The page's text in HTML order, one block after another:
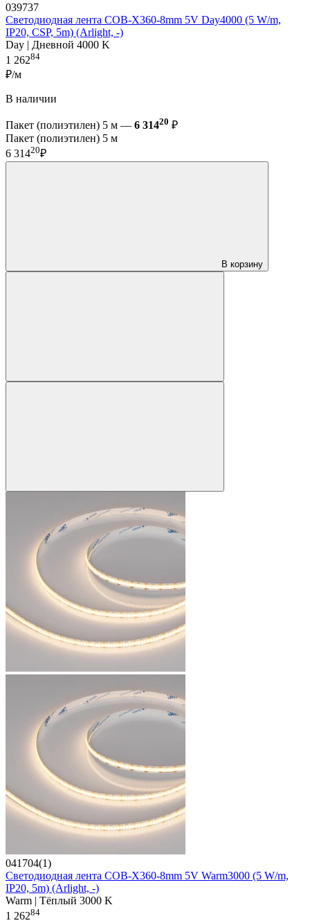
039737
Светодиодная лента COB-X360-8mm 5V Day4000 (5 W/m,
IP20, CSP, 5m) (Arlight, -)
Day | Дневной 4000 K
1 26284
₽/м
В наличии
Пакет (полиэтилен) 5 м — 6 31420 ₽
Пакет (полиэтилен) 5 м
6 31420₽
В корзину
041704(1)
Светодиодная лента COB-X360-8mm 5V Warm3000 (5 W/m,
IP20, 5m) (Arlight, -)
Warm | Тёплый 3000 K
1 26284